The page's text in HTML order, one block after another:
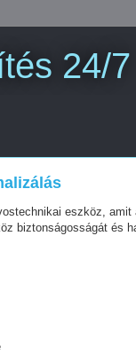
24/7
eszköz, amit
biztonságosságát és